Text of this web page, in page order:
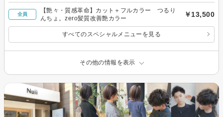
全員
【艶々・質感革命】カット＋フルカラー つるり
んちょ。zero髪質改善艶カラー
￥13,500
すべてのスペシャルメニューを見る
その他の情報を表示